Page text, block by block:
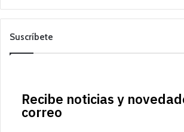
Suscríbete
Recibe noticias y
correo